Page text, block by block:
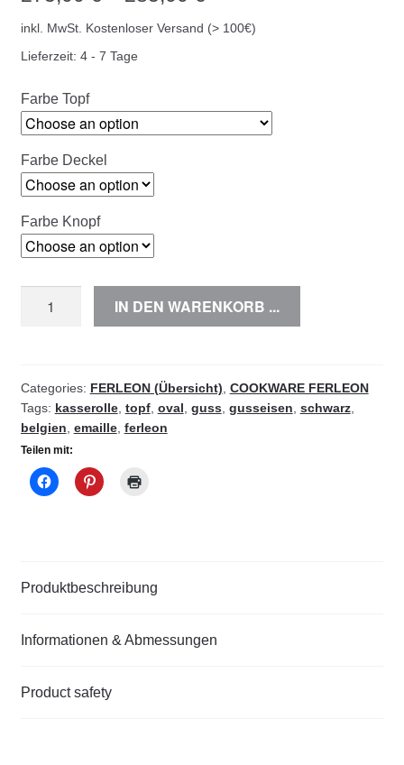
inkl. MwSt. Kostenloser Versand (> 100€)
Lieferzeit: 4 - 7 Tage
Farbe Topf
Farbe Deckel
Farbe Knopf
quantity
IN DEN WARENKORB ...
Categories: FERLEON (Übersicht) COOKWARE FERLEON
Tags: kasserolle, topf, oval guss, gusseisen schwarz,
belgien emaille, ferleon
Teilen mit:
Produktbeschreibung
Informationen & Abmessungen
Product safety